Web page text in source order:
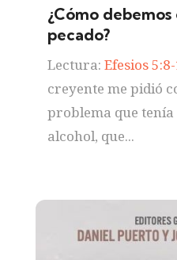
¿Cómo
pecado?
Lectura: Efesios
creyente me pidió
problema que tenía
alcohol, que...